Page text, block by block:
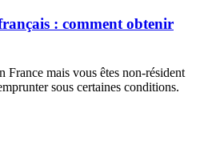
: comment obtenir
France mais vous êtes non-résident
sous certaines conditions.